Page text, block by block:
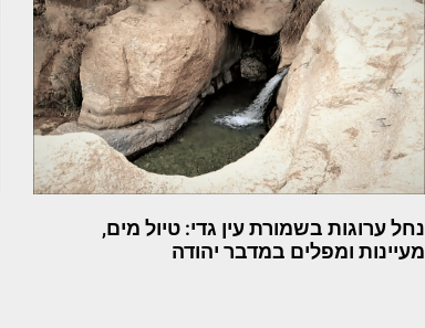
נחל ערוגות בשמורת עין גדי: טיול מים,
מעיינות ומפלים במדבר יהודה